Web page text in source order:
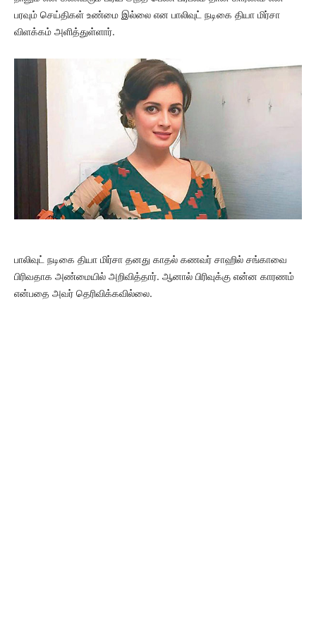
பரவும் செய்திகள் உண்மை இல்லை என பாலிவுட் நடிகை தியா மிர்சா
விளக்கம் அளித்துள்ளார்.
பாலிவுட் நடிகை தியா மிர்சா தனது காதல் கணவர் சாஹில் சங்காவை
பிரிவதாக அண்மையில் அறிவித்தார். ஆனால் பிரிவுக்கு என்ன காரணம்
என்பதை அவர் தெரிவிக்கவில்லை.